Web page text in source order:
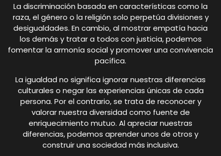
La discriminación basada en características como la
raza, el género o la religión solo perpetúa divisiones y
desigualdades. En cambio, al mostrar empatía hacia
los demás y tratar a todos con justicia, podemos
fomentar la armonía social y promover una convivencia
pacífica.
La igualdad no significa ignorar nuestras diferencias
culturales o negar las experiencias únicas de cada
persona. Por el contrario, se trata de reconocer y
valorar nuestra diversidad como fuente de
enriquecimiento mutuo. Al apreciar nuestras
diferencias, podemos aprender unos de otros y
construir una sociedad más inclusiva.